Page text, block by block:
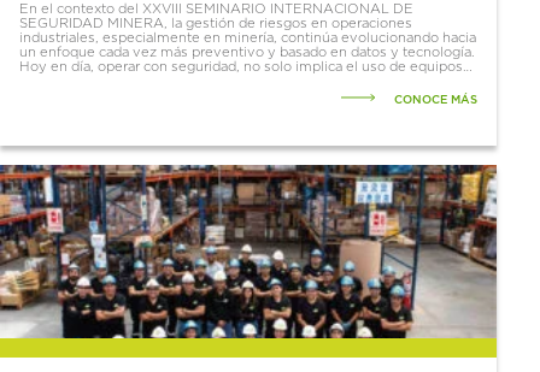
En el contexto del XXVIII SEMINARIO INTERNACIONAL DE
SEGURIDAD MINERA, la gestión de riesgos en operaciones
industriales, especialmente en minería, continúa evolucionando hacia
un enfoque cada vez más preventivo y basado en datos y tecnología.
Hoy en día, operar con seguridad, no solo implica el uso de equipos
CONOCE MÁS